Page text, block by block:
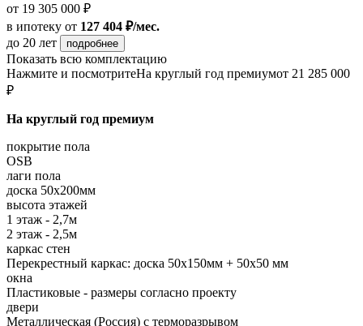
от 19 305 000 ₽
в ипотеку от 127 404 ₽/мес.
до 20 лет
подробнее
Показать всю комплектацию
Нажмите и посмотритеНа круглый год премиумот 21 285 000
₽
На круглый год премиум
покрытие пола
OSB
лаги пола
доска 50х200мм
высота этажей
1 этаж - 2,7м
2 этаж - 2,5м
каркас стен
Перекрестный каркас: доска 50х150мм + 50х50 мм
окна
Пластиковые - размеры согласно проекту
двери
Металлическая (Россия) с терморазрывом